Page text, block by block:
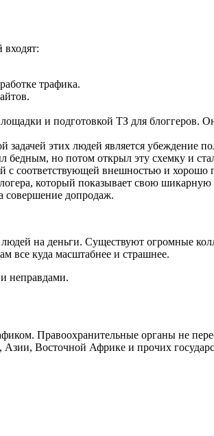
трафика.
и подготовкой ТЗ для блоггеров.
этих людей является убеждение
но потом открыл эту схемку и
соответствующей внешностью и хорошо
который показывает свою
совершение допродаж.
на деньги. Существуют огромные
все куда масштабнее и страшнее.
и неправдами.
Правоохранительные органы не
Восточной Африке и прочих